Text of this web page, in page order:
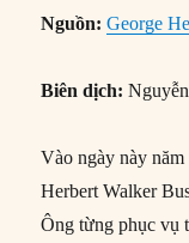
Nguồn: George
Biên dịch:
Vào ngày này
Herbert Walker
Ông từng phục vụ